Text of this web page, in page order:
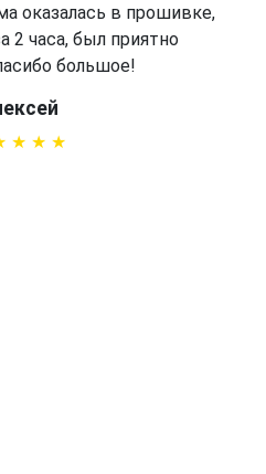
оказалась в прошивке,
2 часа, был приятно
большое!